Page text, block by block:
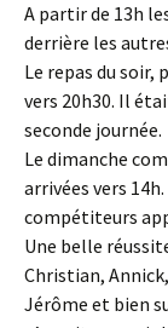
A partir de 13h
derrière les
Le repas du
vers 20h30. Il
seconde journée.
Le dimanche
arrivées vers
compétiteurs
Une belle
Christian,
Jérôme et bien